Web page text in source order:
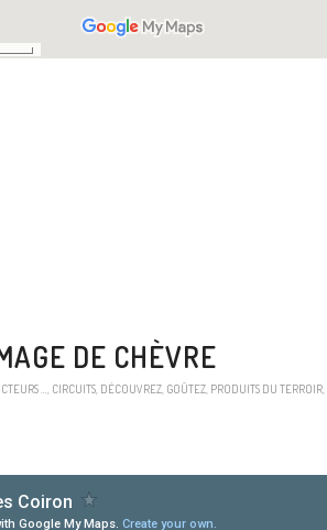
DE CHÈVRE
… CIRCUITS DÉCOUVREZ GOÛTEZ PRODUITS DU TERROIR